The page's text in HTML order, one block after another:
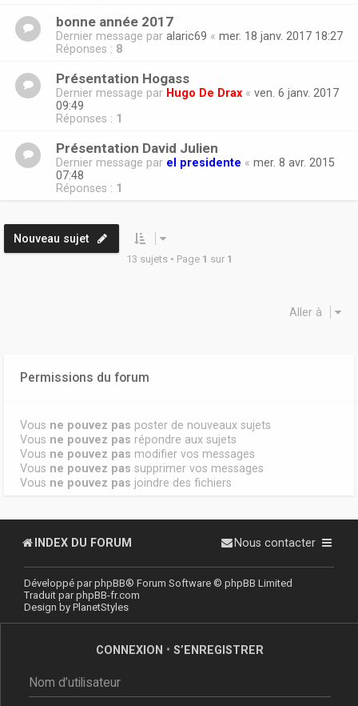
bonne année 2017
Dernier message par alaric69 « mer. 18 janv. 2017 18:27
Réponses : 8
Présentation Hogass
Dernier message par Hugo De Drax « ven. 6 janv. 2017
09:49
Réponses : 1
Présentation David Julien
Dernier message par el presidente « mer. 8 avr. 2015
07:48
Réponses : 1
Nouveau sujet
13 sujets • Page 1 sur 1
Aller à
Permissions du forum
Vous ne pouvez pas poster de nouveaux sujets
Vous ne pouvez pas répondre aux sujets
Vous ne pouvez pas modifier vos messages
Vous ne pouvez pas supprimer vos messages
Vous ne pouvez pas joindre des fichiers
INDEX DU FORUM Nous contacter
Développé parphpBB® Forum Software © phpBB Limited
Traduit parphpBB-fr.com
Design by PlanetStyles
CONNEXION • S’ENREGISTRER